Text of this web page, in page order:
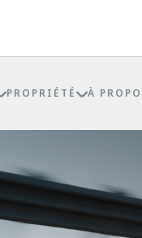
PROPRIÉTÉ À